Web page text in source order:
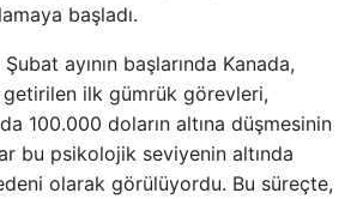
başladı.
ayının başlarında Kanada,
ilk gümrük görevleri,
100.000 doların altına düşmesinin
bu psikolojik seviyenin altında
olarak görülüyordu. Bu süreçte,